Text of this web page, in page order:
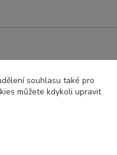
souhlasu také pro
můžete kdykoli upravit